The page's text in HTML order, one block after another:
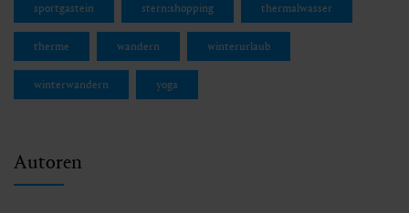
sportgastein stern:shopping thermalwasser
therme wandern winterurlaub
winterwandern yoga
Autoren